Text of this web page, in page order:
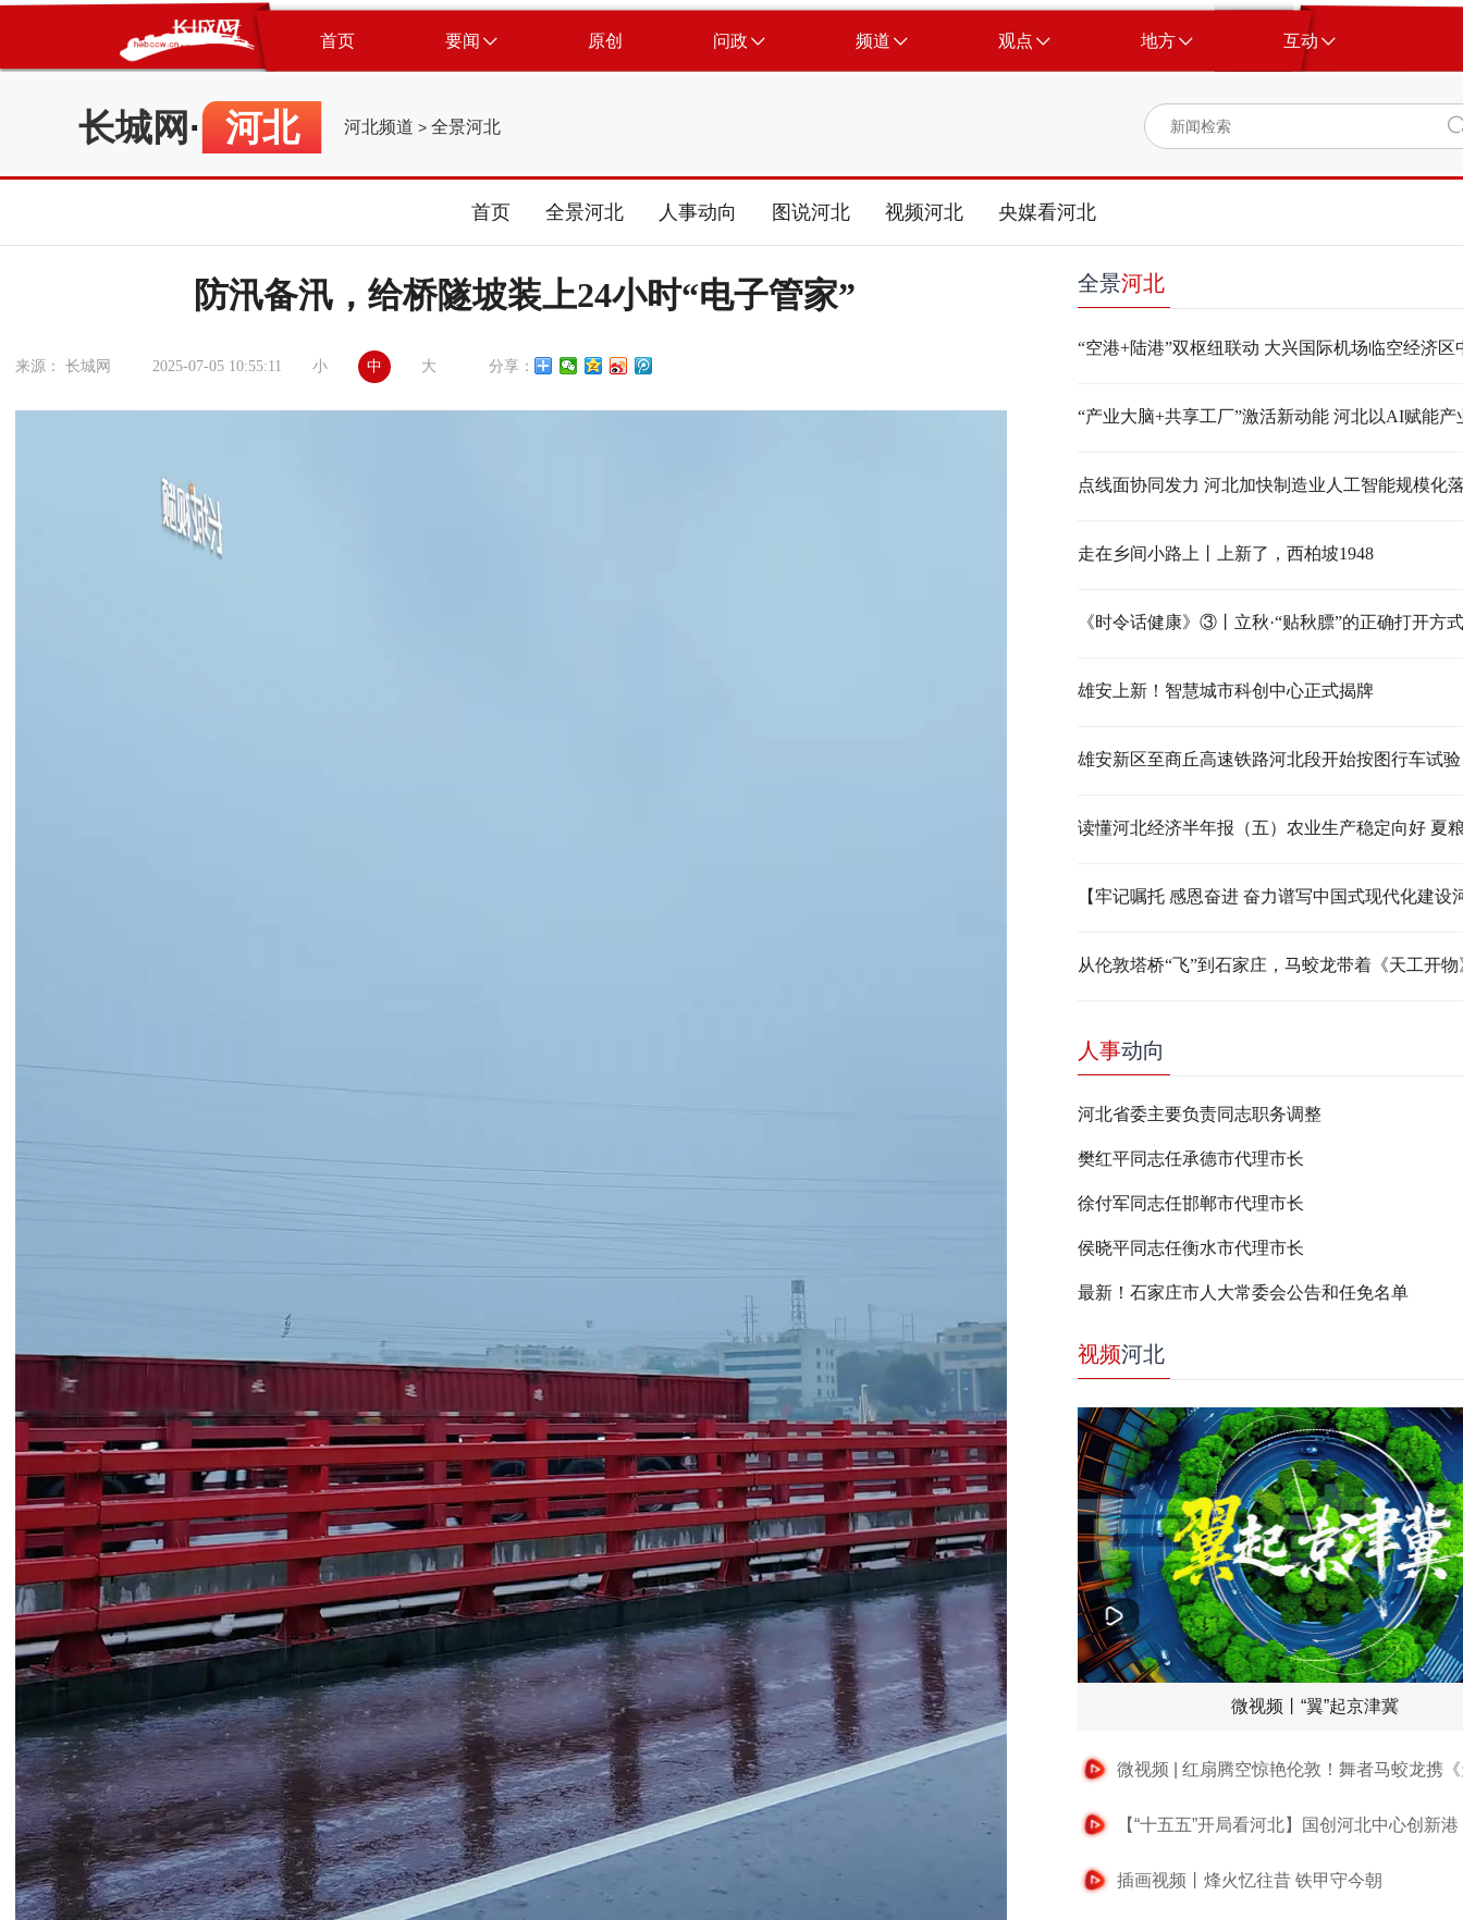
首页 要闻 原创 问政 频道 观点 地方 互动
长城网 · 河北 河北频道 > 全景河北
首页 全景河北 人事动向 图说河北 视频河北 央媒看河北
防汛备汛，给桥隧坡装上24小时“电子管家”
来源： 长城网 2025-07-05 10:55:11 小 中 大 分享：
全景河北
点线面协同发力 河北加快制造业人工智能规模化
走在乡间小路上丨上新了，西柏坡1948
《时令话健康》③丨立秋·“贴秋膘”的正确打开方式
雄安上新！智慧城市科创中心正式揭牌
雄安新区至商丘高速铁路河北段开始按图行车试验
从伦敦塔桥“飞”到石家庄，马蛟龙带着《天工开
人事动向
河北省委主要负责同志职务调整
樊红平同志任承德市代理市长
徐付军同志任邯郸市代理市长
侯晓平同志任衡水市代理市长
最新！石家庄市人大常委会公告和任免名单
视频河北
微视频丨“翼”起京津冀
插画视频丨烽火忆往昔 铁甲守今朝